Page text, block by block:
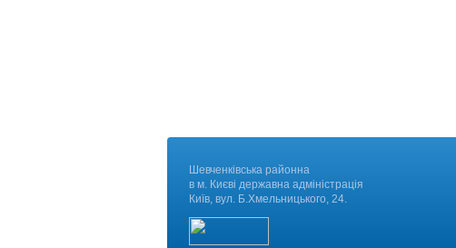
Шевченківська районна
в м. Києві державна адміністрація
Київ, вул. Б.Хмельницького, 24.